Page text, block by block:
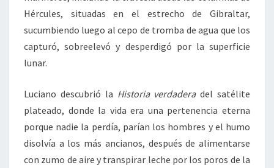
Hércules, situadas en el estrecho de Gibraltar,
sucumbiendo luego al cepo de tromba de agua que los
capturó, sobreelevó y desperdigó por la superficie
lunar.
Luciano descubrió la Historia verdaderadel satélite
plateado, donde la vida era una pertenencia eterna
porque nadie la perdía, parían los hombres y el humo
disolvía a los más ancianos, después de alimentarse
con zumo de aire y transpirar leche por los poros de la